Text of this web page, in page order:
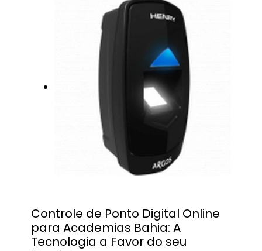
Controle de Ponto Digital Online
para Academias Bahia: A
Tecnologia a Favor do seu